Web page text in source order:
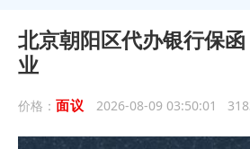
北京朝阳区代办银行保
业
价格： 面议 2026-08-09 03:50:01